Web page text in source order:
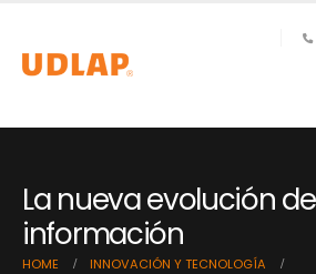
La nueva evolución
información
HOME
INNOVACIÓN Y TECNOLOGÍA